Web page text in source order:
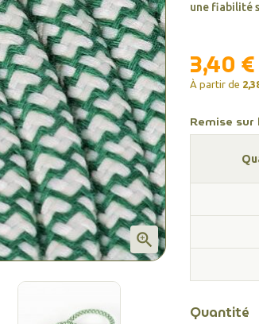

une fiabilité
3,40 €
À partir de
Remise
Quantité